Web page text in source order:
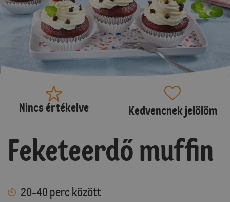
Nincs értékelve Kedvencnek jelölöm
Feketeerdő muffin
20-40 perc között